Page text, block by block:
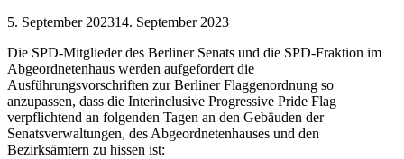
5. September 202314. September 2023
Die SPD-Mitglieder des Berliner Senats und die SPD-Fraktion im
Abgeordnetenhaus werden aufgefordert die
Ausführungsvorschriften zur Berliner Flaggenordnung so
anzupassen, dass die Interinclusive Progressive Pride Flag
verpflichtend an folgenden Tagen an den Gebäuden der
Senatsverwaltungen, des Abgeordnetenhauses und den
Bezirksämtern zu hissen ist: